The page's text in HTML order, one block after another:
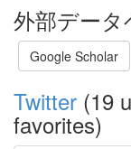
外部デー
Google Scholar
Twitter (19
favorites)